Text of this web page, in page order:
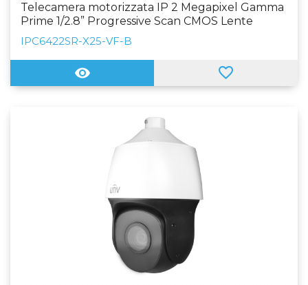
Telecamera motorizzata IP 2 Megapixel Gamma
Prime 1/2.8” Progressive Scan CMOS Lente
5~125mm (25X) Auto Iris IR LED Portata 100 m |
WDR WEB, Software CMS, Smartphone e NVR
IPC6422SR-X25-VF-B